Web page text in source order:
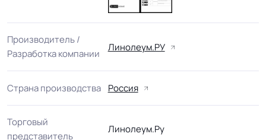
Производитель /
Разработка компании
Линолеум.РУ
Страна производства Россия
Торговый
представитель
Линолеум.Ру